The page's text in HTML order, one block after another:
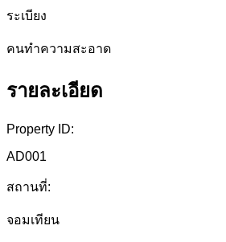
ระเบียง
คนทำความสะอาด
รายละเอียด
Property ID:
AD001
สถานที่:
จอมเทียน